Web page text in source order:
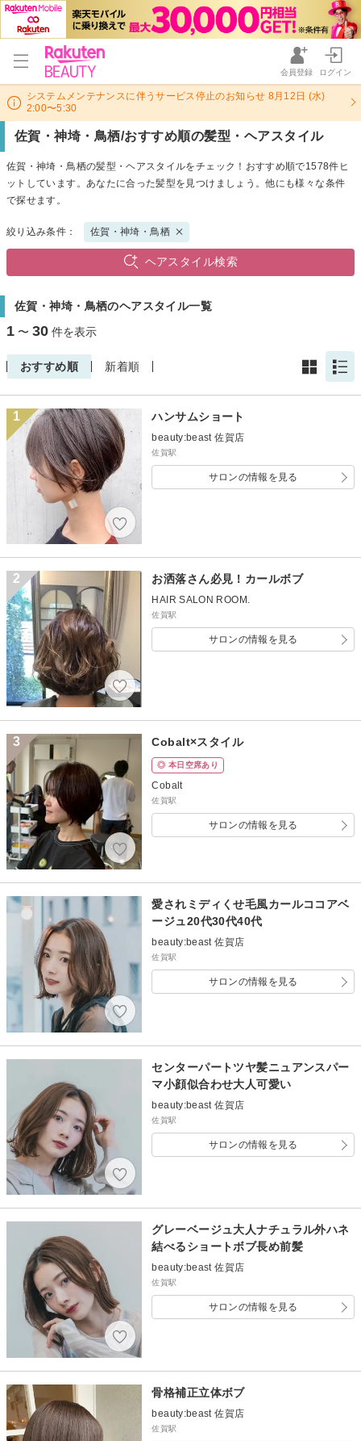
会員登録 ログイン
システムメンテナンスに伴うサービス停止のお知らせ 8月12日 (水)
2:00〜5:30
佐賀・神埼・鳥栖/おすすめ順の髪型・ヘアスタイル
佐賀・神埼・鳥栖の髪型・ヘアスタイルをチェック！おすすめ順で1578件ヒ
ットしています。あなたに合った髪型を見つけましょう。他にも様々な条件
で探せます。
絞り込み条件： 佐賀・神埼・鳥栖
ヘアスタイル検索
佐賀・神埼・鳥栖のヘアスタイル一覧
1 〜 30 件を表示
おすすめ順 新着順
1 ハンサムショート
beauty:beast 佐賀店
佐賀駅
サロンの情報を見る
2 お洒落さん必見！カールボブ
HAIR SALON ROOM.
佐賀駅
サロンの情報を見る
3 Cobalt×スタイル
◎ 本日空席あり
Cobalt
佐賀駅
サロンの情報を見る
愛されミディくせ毛風カールココアベ
ージュ20代30代40代
beauty:beast 佐賀店
佐賀駅
サロンの情報を見る
センターパートツヤ髪ニュアンスパー
マ小顔似合わせ大人可愛い
beauty:beast 佐賀店
佐賀駅
サロンの情報を見る
グレーベージュ大人ナチュラル外ハネ
結べるショートボブ長め前髪
beauty:beast 佐賀店
佐賀駅
サロンの情報を見る
骨格補正立体ボブ
beauty:beast 佐賀店
佐賀駅